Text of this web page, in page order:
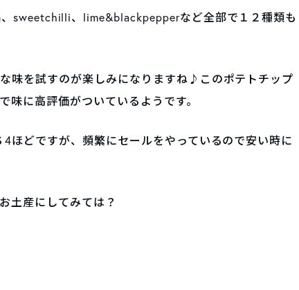
sweetchilli、lime&blackpepperなど全部で１２種類も
味を試すのが楽しみになりますね♪このポテトチップ
味に高評価がついているようです。
ほどですが、頻繁にセールをやっているので安い時に
土産にしてみては？